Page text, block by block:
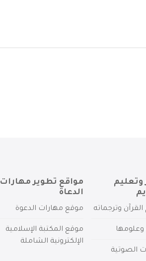
وترجماته
وعلومها
الصوتية
مواقع تطوير مهارات
الدعاة
موقع مهارات الدعوة
موقع المكتبة الإسلامية
الإلكترونية الشاملة